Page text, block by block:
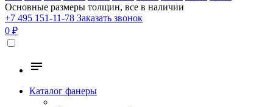
Основные размеры толщин, все в наличии
+7 495 151-11-78 Заказать звонок
0 ₽
Каталог фанеры